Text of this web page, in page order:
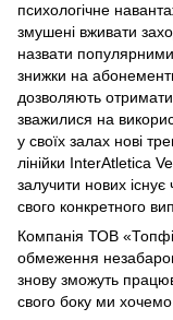
психологічне
змушені вживати
назвати
знижки на
дозволяють
зважилися на
у своїх залах нові
лінійки InterAtletica
залучити нових
свого конкретного
Компанія ТОВ
обмеження
знову зможуть
свого боку ми